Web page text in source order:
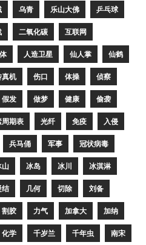
乌青 乐山大佛 乒乓球
二氧化碳 互联网
人造卫星 仙人掌 仙鹤
真机 伤口 体操 侦察
假发 做梦 健康 偷袭
周期表 光纤 免疫 入侵
兵马俑 军事 冠状病毒
山 冰岛 冰川 冰淇淋
结 几何 切除 刘备
割胶 力气 加拿大 加纳
化学 千岁兰 千年虫 南宋